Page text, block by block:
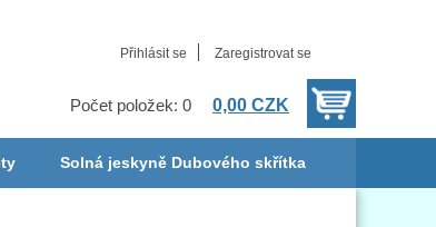
Přihlásit se Zaregistrovat se
Počet položek: 0 0,00 CZK
Solná jeskyně Dubového skřítka